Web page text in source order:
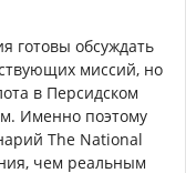
готовы обсуждать
миссий, но
в Персидском
Именно поэтому
The National
чем реальным